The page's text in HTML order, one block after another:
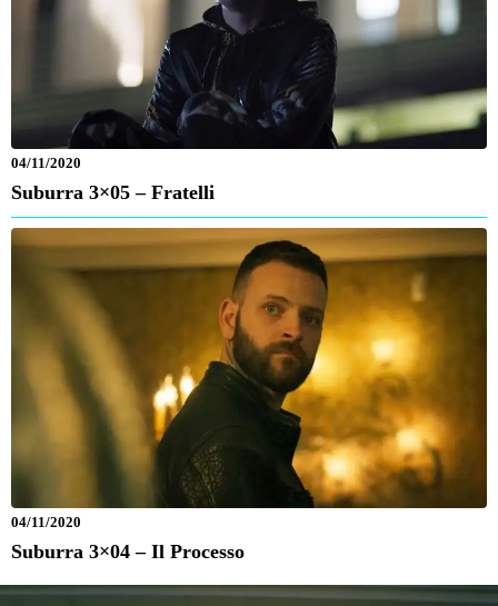
04/11/2020
Suburra 3×05 – Fratelli
04/11/2020
Suburra 3×04 – Il Processo